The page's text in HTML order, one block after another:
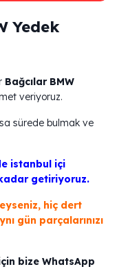
Yedek
Bağcılar BMW
veriyoruz.
sürede bulmak ve
istanbul içi
kadar getiriyoruz.
hiç dert
gün parçalarınızı
bize WhatsApp